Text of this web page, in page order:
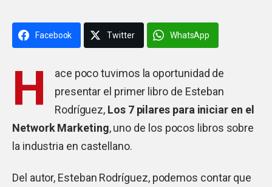
Facebook Twitter WhatsApp
H
ace poco tuvimos la oportunidad de
presentar el primer libro de Esteban
Rodríguez, Los 7 pilares para iniciar en el
Network Marketing, uno de los pocos libros sobre
la industria en castellano.
Del autor, Esteban Rodríguez, podemos contar que